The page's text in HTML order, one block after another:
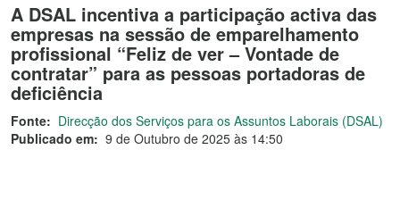
A DSAL incentiva a participação activa das
empresas na sessão de emparelhamento
profissional “Feliz de ver – Vontade de
contratar” para as pessoas portadoras de
deficiência
Fonte: Direcção dos Serviços para os Assuntos Laborais (DSAL)
Publicado em: 9 de Outubro de 2025 às 14:50